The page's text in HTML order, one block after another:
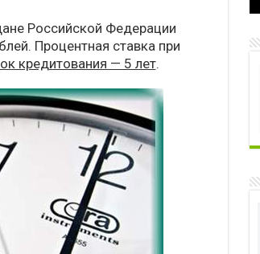
Российской Федерации
Процентная ставка при
кредитования — 5 лет.